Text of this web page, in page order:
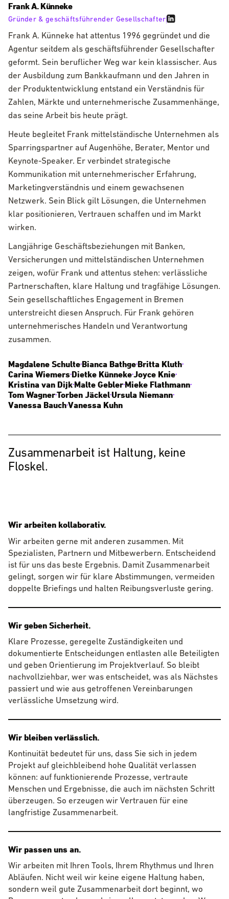
Frank A. Künneke
Gründer & geschäftsführender Gesellschafter
Frank A. Künneke hat attentus 1996 gegründet und die
Agentur seitdem als geschäftsführender Gesellschafter
geformt. Sein beruflicher Weg war kein klassischer. Aus
der Ausbildung zum Bankkaufmann und den Jahren in
der Produktentwicklung entstand ein Verständnis für
Zahlen, Märkte und unternehmerische Zusammenhänge,
das seine Arbeit bis heute prägt.
Heute begleitet Frank mittelständische Unternehmen als
Sparringspartner auf Augenhöhe, Berater, Mentor und
Keynote-Speaker. Er verbindet strategische
Kommunikation mit unternehmerischer Erfahrung,
Marketingverständnis und einem gewachsenen
Netzwerk. Sein Blick gilt Lösungen, die Unternehmen
klar positionieren, Vertrauen schaffen und im Markt
wirken.
Langjährige Geschäftsbeziehungen mit Banken,
Versicherungen und mittelständischen Unternehmen
zeigen, wofür Frank und attentus stehen: verlässliche
Partnerschaften, klare Haltung und tragfähige Lösungen.
Sein gesellschaftliches Engagement in Bremen
unterstreicht diesen Anspruch. Für Frank gehören
unternehmerisches Handeln und Verantwortung
zusammen.
Magdalene Schulte•Bianca Bathge•Britta Kluth•
Carina Wiemers•Dietke Künneke•Joyce Knie•
Kristina van Dijk•Malte Gebler•Mieke Flathmann•
Tom Wagner•Torben Jäckel•Ursula Niemann•
Vanessa Bauch•Vanessa Kuhn
Zusammenarbeit ist Haltung, keine
Floskel.
Wir arbeiten kollaborativ.
Wir arbeiten gerne mit anderen zusammen. Mit
Spezialisten, Partnern und Mitbewerbern. Entscheidend
ist für uns das beste Ergebnis. Damit Zusammenarbeit
gelingt, sorgen wir für klare Abstimmungen, vermeiden
doppelte Briefings und halten Reibungsverluste gering.
Wir geben Sicherheit.
Klare Prozesse, geregelte Zuständigkeiten und
dokumentierte Entscheidungen entlasten alle Beteiligten
und geben Orientierung im Projektverlauf. So bleibt
nachvollziehbar, wer was entscheidet, was als Nächstes
passiert und wie aus getroffenen Vereinbarungen
verlässliche Umsetzung wird.
Wir bleiben verlässlich.
Kontinuität bedeutet für uns, dass Sie sich in jedem
Projekt auf gleichbleibend hohe Qualität verlassen
können: auf funktionierende Prozesse, vertraute
Menschen und Ergebnisse, die auch im nächsten Schritt
überzeugen. So erzeugen wir Vertrauen für eine
langfristige Zusammenarbeit.
Wir passen uns an.
Wir arbeiten mit Ihren Tools, Ihrem Rhythmus und Ihren
Abläufen. Nicht weil wir keine eigene Haltung haben,
sondern weil gute Zusammenarbeit dort beginnt, wo